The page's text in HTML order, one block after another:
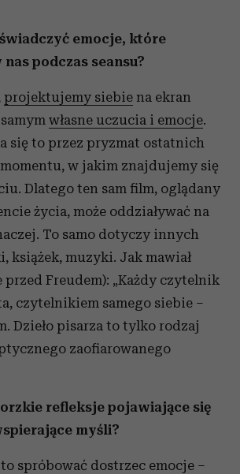
emocje, które
podczas seansu?
projektujemy siebie na ekran
własne uczucia i emocje.
się to przez pryzmat ostatnich
w jakim znajdujemy się
Dlatego ten sam film, oglądany
życia, może oddziaływać na
To samo dotyczy innych
książek, muzyki. Jak mawiał
przed Freudem): „Każdy czytelnik
czytelnikiem samego siebie –
Dzieło pisarza to tylko rodzaj
zaofiarowanego
refleksje pojawiające się
myśli?
spróbować dostrzec emocje –